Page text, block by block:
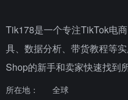
Tik178是一个专注TikTok电
具、数据分析、带货教程等
Shop的新手和卖家快速找到
所在地：
全球